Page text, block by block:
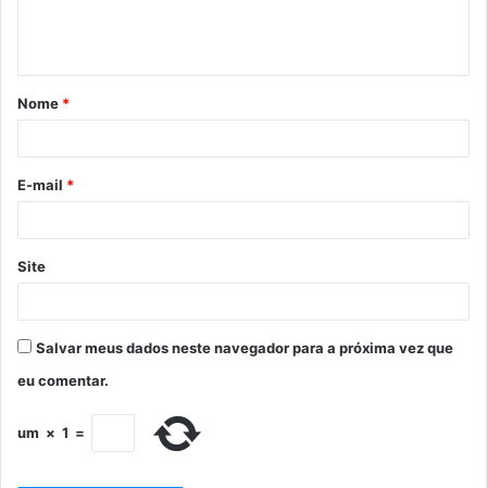
Nome *
E-mail *
Site
Salvar meus dados neste navegador para a próxima vez que
eu comentar.
um × 1 =